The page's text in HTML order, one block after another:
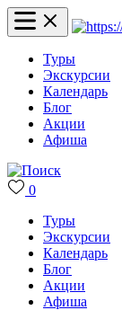
Туры
Экскурсии
Календарь
Блог
Акции
Афиша
0
Туры
Экскурсии
Календарь
Блог
Акции
Афиша